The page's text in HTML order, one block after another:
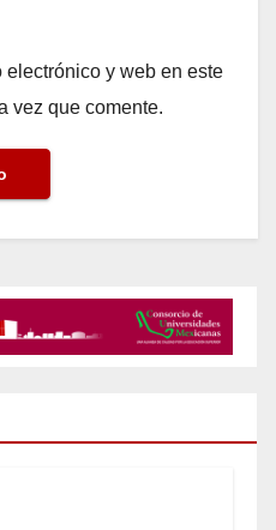
electrónico y web en este
vez que comente.